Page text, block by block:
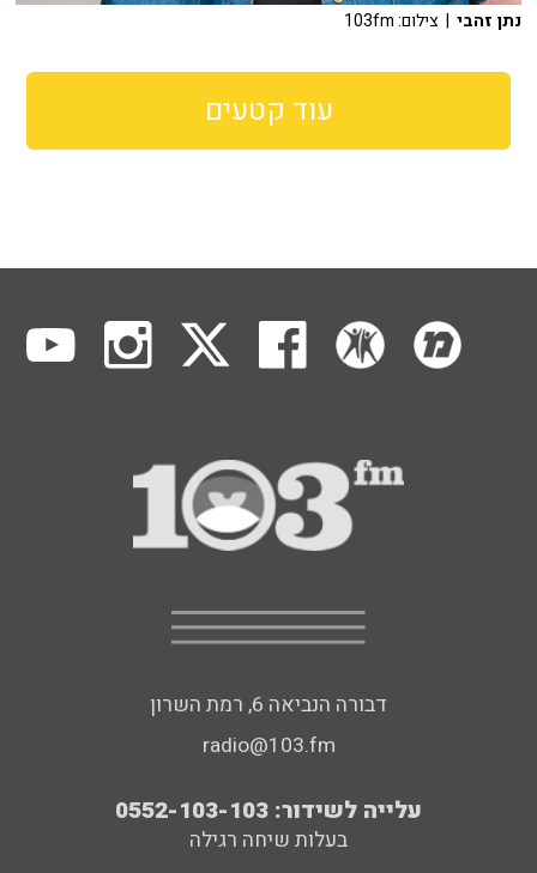
נתן זהבי | צילום: 103fm
עוד קטעים
דבורה הנביאה 6, רמת השרון
radio@103.fm
עלייה לשידור: 0552-103-103
בעלות שיחה רגילה